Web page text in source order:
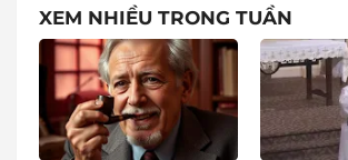
XEM NHIỀU TRONG TUẦN